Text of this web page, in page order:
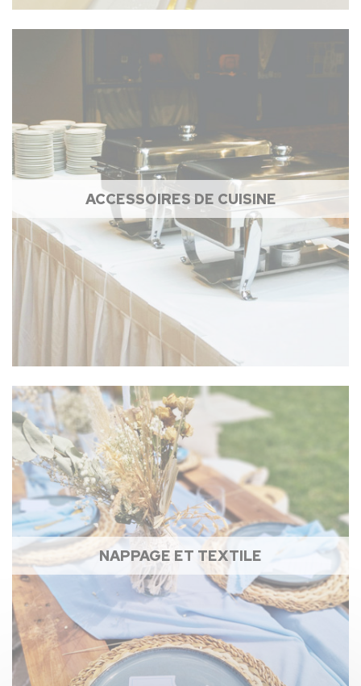
ACCESSOIRES DE CUISINE
NAPPAGE ET TEXTILE